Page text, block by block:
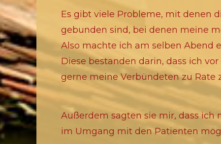
Es gibt viele Probleme, mit denen
gebunden sind, bei denen meine
Also machte ich am selben Abend
Diese bestanden darin, dass ich
gerne meine Verbündeten zu Rate
Außerdem sagten sie mir, dass ich
im Umgang mit den Patienten